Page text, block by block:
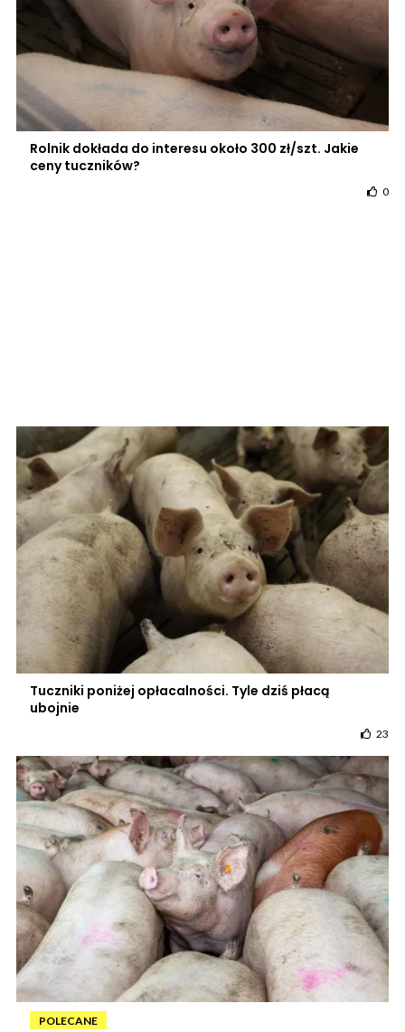
Rolnik dokłada do interesu około 300 zł/szt. Jakie
ceny tuczników?
0
Tuczniki poniżej opłacalności. Tyle dziś płacą
ubojnie
23
POLECANE